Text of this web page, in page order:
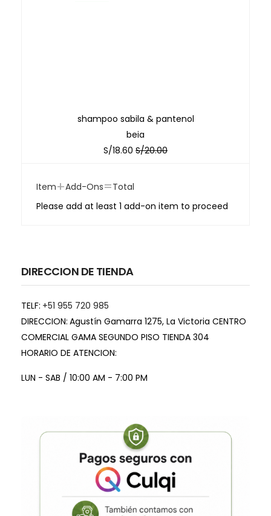
shampoo sabila & pantenol
beia
S/18.60 S/20.00
Item+Add-Ons=Total
Please add at least 1 add-on item to proceed
DIRECCION DE TIENDA
TELF: +51 955 720 985
DIRECCION: Agustín Gamarra 1275, La Victoria CENTRO
COMERCIAL GAMA SEGUNDO PISO TIENDA 304
HORARIO DE ATENCION:
LUN - SAB / 10:00 AM - 7:00 PM